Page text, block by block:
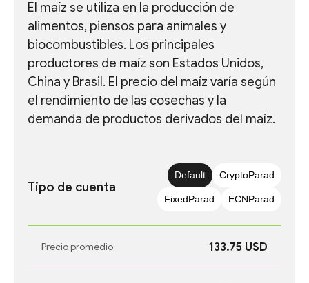
El maíz se utiliza en la producción de
alimentos, piensos para animales y
biocombustibles. Los principales
productores de maíz son Estados Unidos,
China y Brasil. El precio del maíz varía según
el rendimiento de las cosechas y la
demanda de productos derivados del maíz.
Tipo de cuenta
Default CryptoParad
FixedParad ECNParad
Precio promedio 133.75 USD